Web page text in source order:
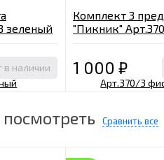
зеленый
в наличии
Комплект 3
"Пикник"
1 000 ₽
Сравнить все